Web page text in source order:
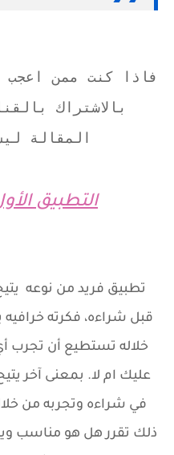
فاذا كنت ممن اعجب
بالاشتراك
المقالة
التطبيق
تطبيق فريد من نوعه
قبل شراءه، فكرته
خلاله تستطيع أن تجرب
عليك ام لا. بمعنى آخر
في شراءه وتجربه من
ذلك تقرر هل هو مناسب